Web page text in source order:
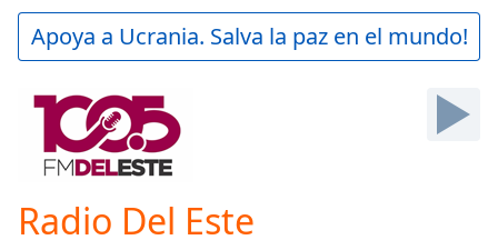
Play
Video
Skip
Backward
Forward
Current
Time0:00
Apoya a Ucrania. Salva la paz en el mundo!
Radio Del Este